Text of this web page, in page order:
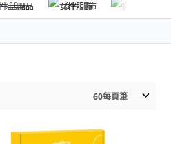
生活用品 女性服飾
60每頁筆